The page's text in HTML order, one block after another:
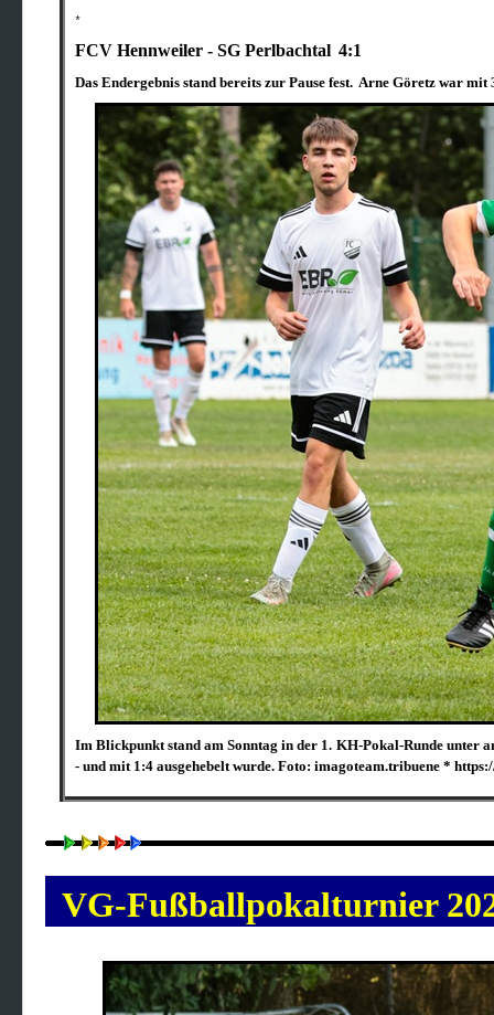
*
FCV Hennweiler - SG Perlbachtal 4:1
Das Endergebnis stand bereits zur Pause fest. Arne Göretz war
Im Blickpunkt stand am Sonntag in der 1. KH-Pokal-Runde unter
- und mit 1:4 ausgehebelt wurde. Foto: imagoteam.tribuene *
VG-